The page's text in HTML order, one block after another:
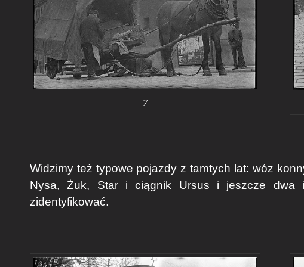
7
Widzimy też typowe pojazdy z tamtych lat: wóz
Nysa, Żuk, Star i ciągnik Ursus i jeszcze dwa
zidentyfikować.